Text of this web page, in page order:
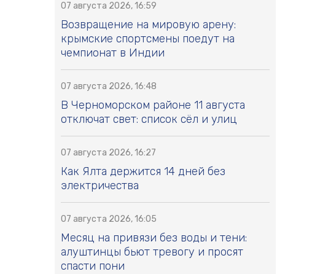
07 августа 2026, 16:59
Возвращение на мировую арену:
крымские спортсмены поедут на
чемпионат в Индии
07 августа 2026, 16:48
В Черноморском районе 11 августа
отключат свет: список сёл и улиц
07 августа 2026, 16:27
Как Ялта держится 14 дней без
электричества
07 августа 2026, 16:05
Месяц на привязи без воды и тени:
алуштинцы бьют тревогу и просят
спасти пони